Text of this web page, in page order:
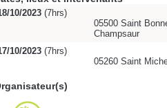
10/2023 (7hrs)
05500 Saint
Champsaur
10/2023 (7hrs)
05260 Saint